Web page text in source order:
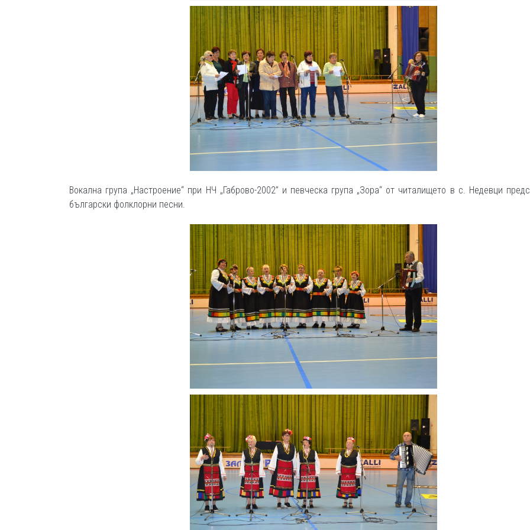
Вокална група „Настроение“ при НЧ „Габрово-2002” и певческа група „Зора“ от читалището в с. Недевци
български фолклорни песни.